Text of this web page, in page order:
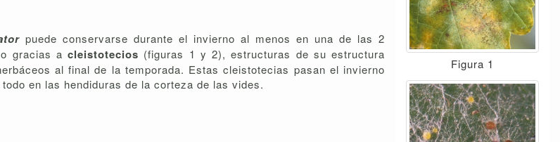
puede conservarse durante el invierno al menos en una de las 2
gracias a cleistotecios (figuras 1 y 2), estructuras de su estructura
al final de la temporada. Estas cleistotecias pasan el invierno
en las hendiduras de la corteza de las vides.
Figura 1